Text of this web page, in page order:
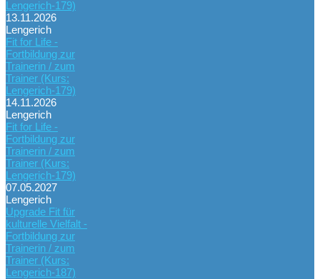
Lengerich-179)
13.11.2026
Lengerich
Fit for Life -
Fortbildung zur
Trainerin / zum
Trainer (Kurs:
Lengerich-179)
14.11.2026
Lengerich
Fit for Life -
Fortbildung zur
Trainerin / zum
Trainer (Kurs:
Lengerich-179)
07.05.2027
Lengerich
Upgrade Fit für
kulturelle Vielfalt -
Fortbildung zur
Trainerin / zum
Trainer (Kurs:
Lengerich-187)